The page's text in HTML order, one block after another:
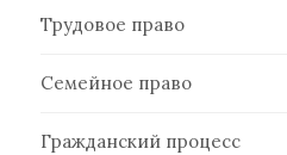
Трудовое право
Семейное право
Гражданский процесс